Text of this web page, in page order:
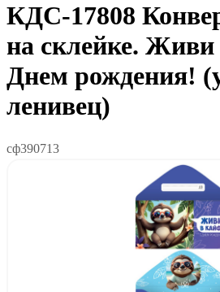
КДС-17808
на склейке.
Днем рождения!
ленивец)
сф390713